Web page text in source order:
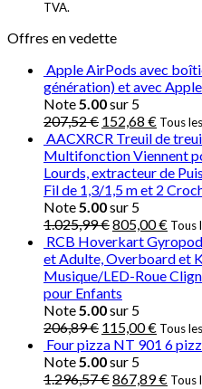
TVA.
Offres en vedette
Apple AirPods avec
génération) et avec
Note5.00sur 5
207,52€ 152,68 € Tous
AACXRCR Treuil de
Multifonction Viennent
Lourds, extracteur de
Fil de 1,3/1,5 m et 2
Note5.00sur 5
1.025,99€805,00€ Tous
RCB Hoverkart
et Adulte, Overboard et
Musique/LED-Roue
pour Enfants
Note5.00sur 5
206,89€ 115,00€ Tous
Four pizza NT 901 6
Note5.00sur 5
1.296,57€867,89€ Tous